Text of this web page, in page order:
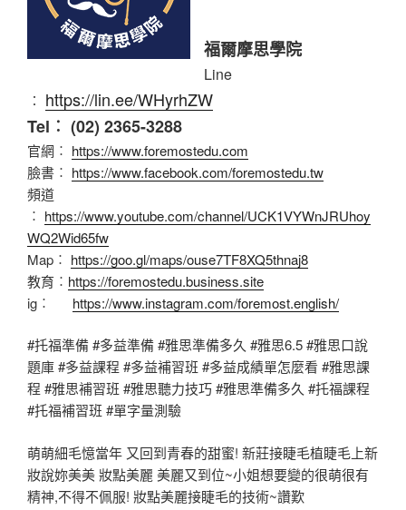
福爾摩思學院
Line
︰ https://lin.ee/WHyrhZW
Tel︰ (02) 2365-3288
官網︰ https://www.foremostedu.com
臉書︰ https://www.facebook.com/foremostedu.tw
頻道
︰ https://www.youtube.com/channel/UCK1VYWnJRUhoy
WQ2Wid65fw
Map︰ https://goo.gl/maps/ouse7TF8XQ5thnaj8
教育︰ https://foremostedu.business.site
ig︰ https://www.instagram.com/foremost.english/
#托福準備 #多益準備 #雅思準備多久 #雅思6.5 #雅思口說
題庫 #多益課程 #多益補習班 #多益成績單怎麼看 #雅思課
程 #雅思補習班 #雅思聽力技巧 #雅思準備多久 #托福課程
#托福補習班 #單字量測驗
萌萌細毛憶當年 又回到青春的甜蜜! 新莊接睫毛植睫毛上新
妝說妳美美 妝點美麗 美麗又到位~小姐想要變的很萌很有
精神,不得不佩服! 妝點美麗接睫毛的技術~讚歎